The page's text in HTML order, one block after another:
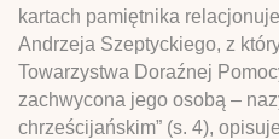
kartach pamiętnika
Andrzeja Szeptyckiego, z
Towarzystwa Doraźnej
zachwycona jego osobą –
chrześcijańskim” (s. 4),